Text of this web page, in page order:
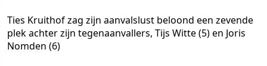
Ties Kruithof zag zijn aanvalslust beloond een zevende
plek achter zijn tegenaanvallers, Tijs Witte (5) en Joris
Nomden (6)